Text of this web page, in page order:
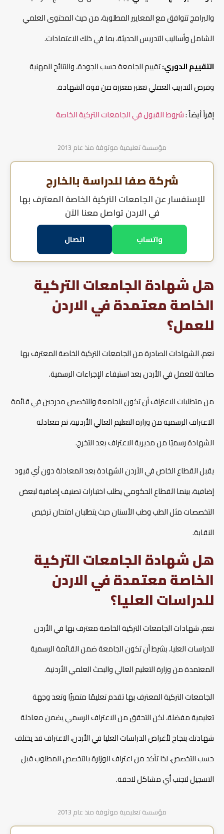
والبرامج تتوافق مع المعايير المطلوبة، من حيث المحتوى العلمي
الشامل وأساليب التدريس الحديثة، بما في ذلك الاعتمادات.
التقييم الدوري:تقييم الجامعة حسب الجودة، والنتائج المهنية
وفرص التدريب العملي تعتبر معززة من قوة الشهادة.
إقرأ أيضاً :شروط القبول في الجامعات التركية الخاصة
مؤسسة تعليمية موثوقة منذ عام 2013
شركة صفا للدراسة بالخارج
للإستفسار عنالجامعات التركية الخاصة المعترف بها
في الاردن تواصل معنا الآن
واتساب اتصال
هل شهادة الجامعات التركية
الخاصة معتمدة في الاردن
للعمل؟
نعم، الشهادات الصادرة من الجامعات التركية الخاصة المعترف بها
صالحة للعمل في الأردن بعد استيفاء الإجراءات الرسمية.​
من متطلبات الاعتراف أن تكون الجامعة والتخصص مدرجين في قائمة
الاعتراف الرسمية من وزارة التعليم العالي الأردنية، ثم معادلة
الشهادة رسميًا من مديرية الاعتراف بعد التخرج.
يقبل القطاع الخاص في الأردن الشهادة بعد المعادلة دون أي قيود
إضافية، بينما القطاع الحكومي يطلب اختبارات تصنيف إضافية لبعض
التخصصات مثل الطب وطب الأسنان حيث يتطلبان امتحان ترخيص
النقابة.​
هل شهادة الجامعات التركية
الخاصة معتمدة في الاردن
للدراسات العليا؟
نعم، شهادات الجامعات التركية الخاصة معترف بها في الأردن
للدراسات العليا، بشرط أن تكون الجامعة ضمن القائمة الرسمية
المعتمدة من وزارة التعليم العالي والبحث العلمي الأردنية.​
الجامعات التركية المعترف بها تقدم تعليمًا متميزًا وتعد وجهة
تعليمية مفضلة، لكن التحقق من الاعتراف الرسمي يضمن معادلة
شهادتك بنجاح لأغراض الدراسات العليا في الأردن، الاعتراف قد يختلف
حسب التخصص، لذا تأكد من اعتراف الوزارة بالتخصص المطلوب قبل
التسجيل لتجنب أي مشاكل لاحقة.​
مؤسسة تعليمية موثوقة منذ عام 2013